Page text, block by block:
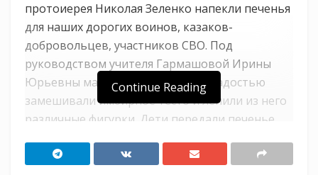
протоиерея Николая Зеленко напекли печенья
для наших дорогих воинов, казаков-
добровольцев, участников СВО. Под
руководством учителя Гармашовой Ирины
Юрьевны мальчики и девочки с радостью
замешивали имбирное тесто и лепили из него
различные фигурки. Дети передали печенье
военнослужащим и вместе со своим сладким
Continue Reading